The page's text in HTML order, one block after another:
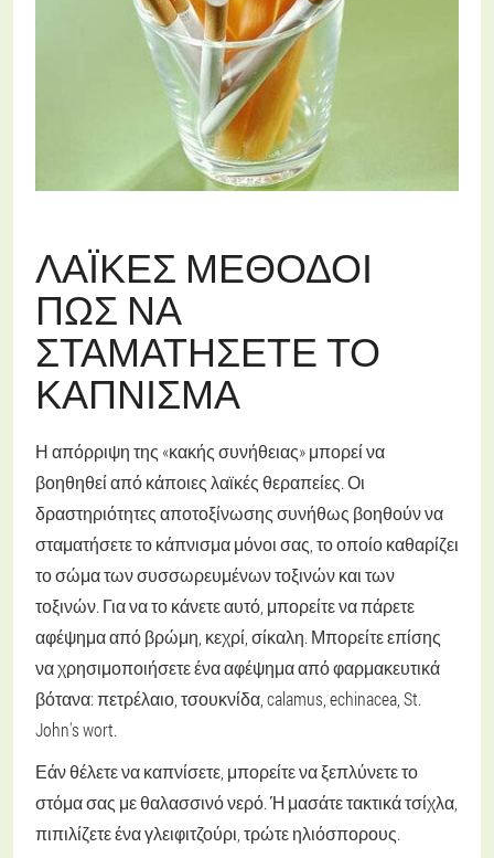
ΛΑΪΚΈΣ ΜΈΘΟΔΟΙ
ΠΏΣ ΝΑ
ΣΤΑΜΑΤΉΣΕΤΕ ΤΟ
ΚΆΠΝΙΣΜΑ
Η απόρριψη της «κακής συνήθειας» μπορεί να
βοηθηθεί από κάποιες λαϊκές θεραπείες. Οι
δραστηριότητες αποτοξίνωσης συνήθως βοηθούν να
σταματήσετε το κάπνισμα μόνοι σας, το οποίο καθαρίζει
το σώμα των συσσωρευμένων τοξινών και των
τοξινών. Για να το κάνετε αυτό, μπορείτε να πάρετε
αφέψημα από βρώμη, κεχρί, σίκαλη. Μπορείτε επίσης
να χρησιμοποιήσετε ένα αφέψημα από φαρμακευτικά
βότανα: πετρέλαιο, τσουκνίδα, calamus, echinacea, St.
John's wort.
Εάν θέλετε να καπνίσετε, μπορείτε να ξεπλύνετε το
στόμα σας με θαλασσινό νερό. Ή μασάτε τακτικά τσίχλα,
πιπιλίζετε ένα γλειφιτζούρι, τρώτε ηλιόσπορους.